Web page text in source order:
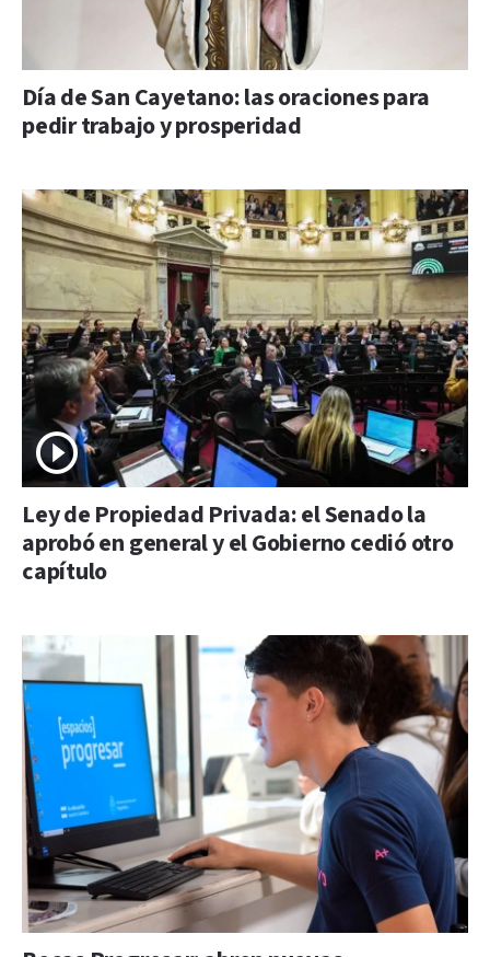
Día de San Cayetano: las oraciones para
pedir trabajo y prosperidad
Ley de Propiedad Privada: el Senado la
aprobó en general y el Gobierno cedió otro
capítulo